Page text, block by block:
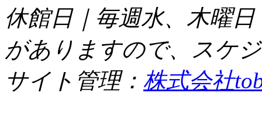
休館日｜毎週水、木曜
がありますので、スケ
サイト管理： 株式会社